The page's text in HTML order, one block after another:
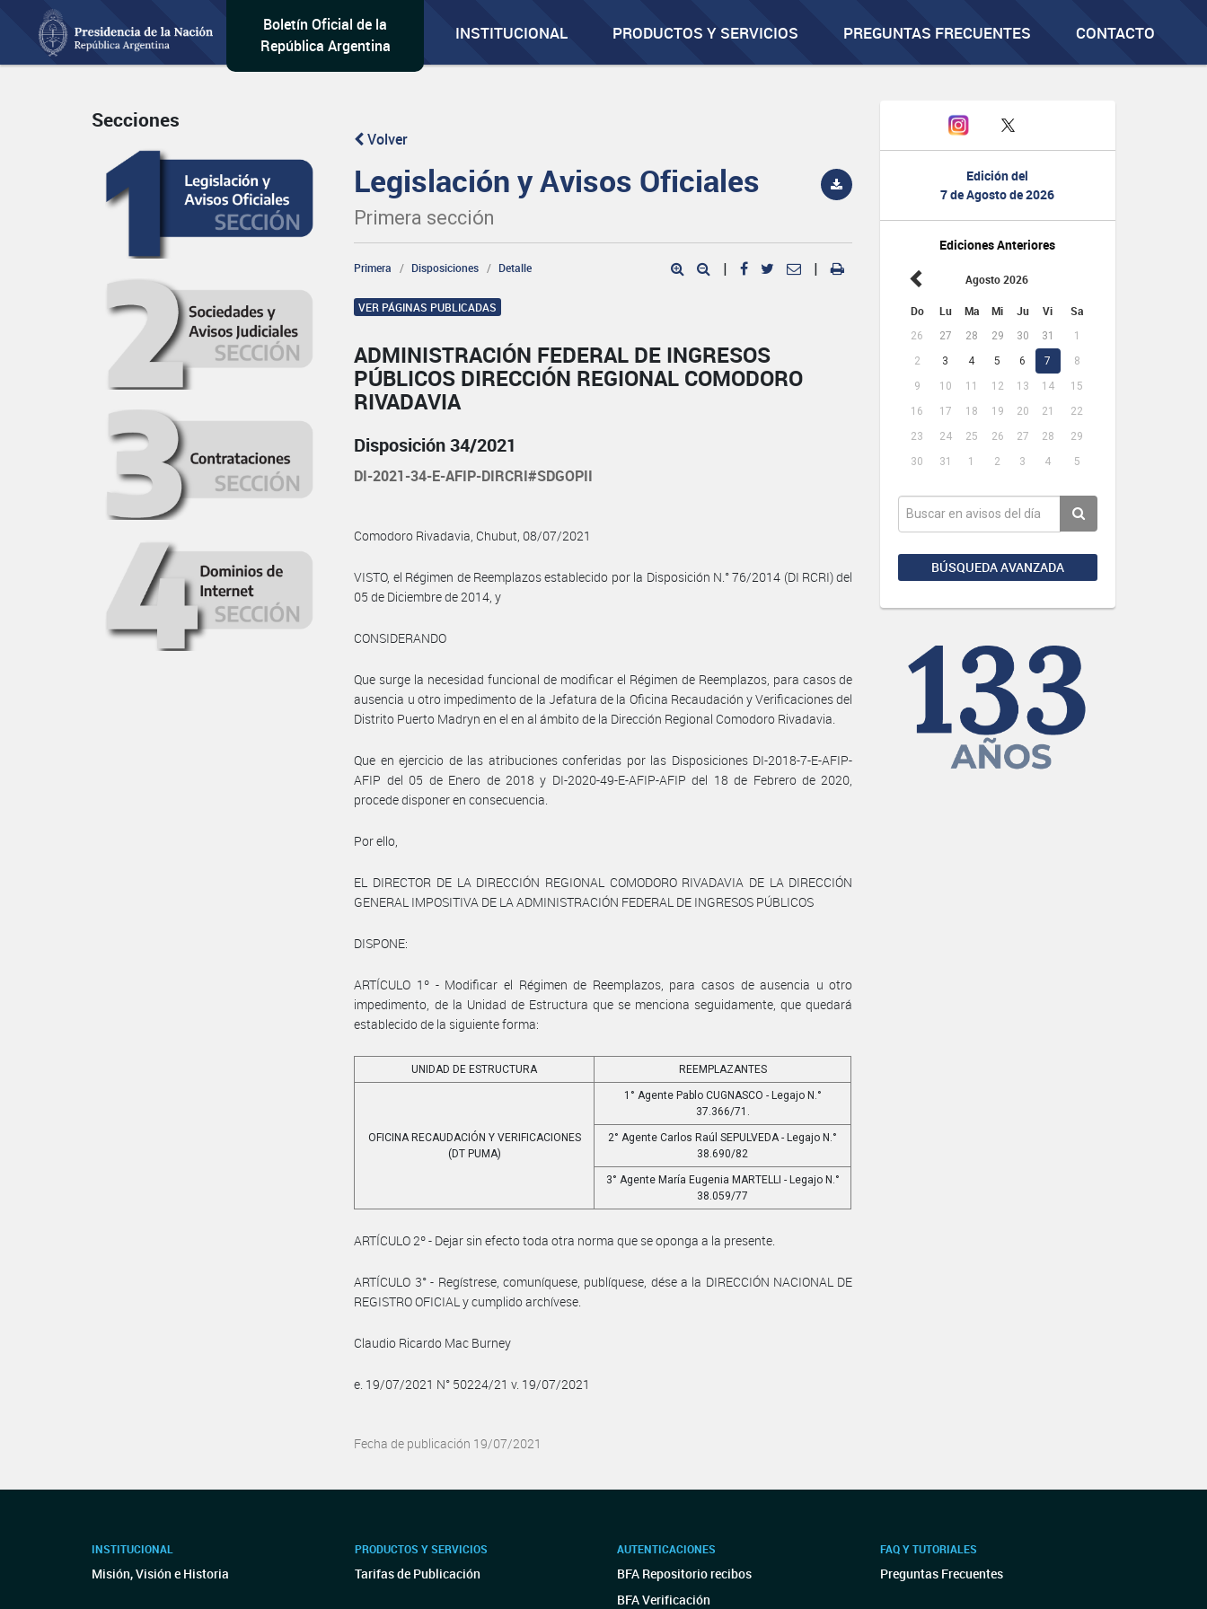
Boletín Oficial de la
República Argentina
INSTITUCIONAL PRODUCTOS Y SERVICIOS PREGUNTAS FRECUENTES CONTACTO
Edición del
7 de Agosto de 2026
Ediciones Anteriores
Agosto 2026
Do Lu Ma Mi Ju Vi Sa
26 27 28 29 30 31
1
2
3 4 5 6 7
8
9
10 11 12 13 14
15
16
17 18 19 20 21
22
23
24 25 26 27 28
29
30
31 1 2 3 4 5
BÚSQUEDA AVANZADA
Secciones
Volver
Legislación y Avisos Oficiales
Primera sección
Primera Disposiciones Detalle | |
VER PÁGINAS PUBLICADAS
ADMINISTRACIÓN FEDERAL DE INGRESOS
PÚBLICOS DIRECCIÓN REGIONAL COMODORO
RIVADAVIA
Disposición 34/2021
DI-2021-34-E-AFIP-DIRCRI#SDGOPII
Comodoro Rivadavia, Chubut, 08/07/2021
VISTO, el Régimen de Reemplazos establecido por la Disposición N.° 76/2014 (DI RCRI) del
05 de Diciembre de 2014, y
CONSIDERANDO
Que surge la necesidad funcional de modificar el Régimen de Reemplazos, para casos de
ausencia u otro impedimento de la Jefatura de la Oficina Recaudación y Verificaciones del
Distrito Puerto Madryn en el en al ámbito de la Dirección Regional Comodoro Rivadavia.
Que en ejercicio de las atribuciones conferidas por las Disposiciones DI-2018-7-E-AFIP-
AFIP del 05 de Enero de 2018 y DI-2020-49-E-AFIP-AFIP del 18 de Febrero de 2020,
procede disponer en consecuencia.
Por ello,
EL DIRECTOR DE LA DIRECCIÓN REGIONAL COMODORO RIVADAVIA DE LA DIRECCIÓN
GENERAL IMPOSITIVA DE LA ADMINISTRACIÓN FEDERAL DE INGRESOS PÚBLICOS
DISPONE:
ARTÍCULO 1º - Modificar el Régimen de Reemplazos, para casos de ausencia u otro
impedimento, de la Unidad de Estructura que se menciona seguidamente, que quedará
establecido de la siguiente forma:
UNIDAD DE ESTRUCTURA REEMPLAZANTES
OFICINA RECAUDACIÓN Y VERIFICACIONES
(DT PUMA)
1° Agente Pablo CUGNASCO - Legajo N.°
37.366/71.
2° Agente Carlos Raúl SEPULVEDA - Legajo N.°
38.690/82
3° Agente María Eugenia MARTELLI - Legajo N.°
38.059/77
ARTÍCULO 2º - Dejar sin efecto toda otra norma que se oponga a la presente.
ARTÍCULO 3° - Regístrese, comuníquese, publíquese, dése a la DIRECCIÓN NACIONAL DE
REGISTRO OFICIAL y cumplido archívese.
Claudio Ricardo Mac Burney
e. 19/07/2021 N° 50224/21 v. 19/07/2021
Fecha de publicación 19/07/2021
INSTITUCIONAL
Misión, Visión e Historia
PRODUCTOS Y SERVICIOS
Tarifas de Publicación
AUTENTICACIONES
BFA Repositorio recibos
BFA Verificación
FAQ Y TUTORIALES
Preguntas Frecuentes